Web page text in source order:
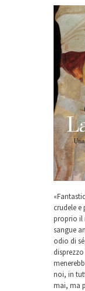
crudele e
proprio il
sangue
odio di
noi, in
mai, ma